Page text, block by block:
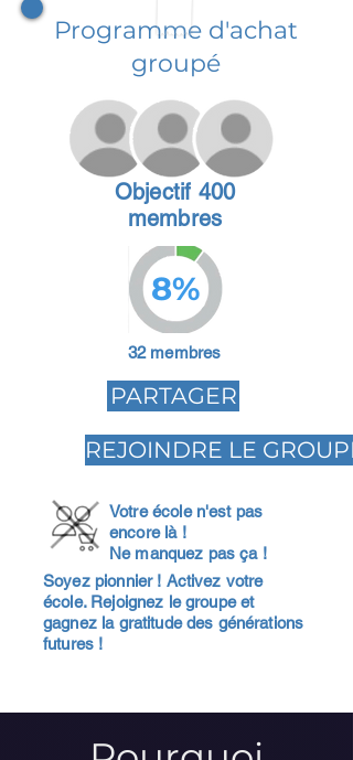
Programme d'achat
groupé
Objectif 400
membres
8%
32 membres
PARTAGER
REJOINDRE LE GROUPE
Votre école n'est pas
encore là !
Ne manquez pas ça !
Soyez pionnier ! Activez votre
école. Rejoignez le groupe et
gagnez la gratitude des générations
futures !